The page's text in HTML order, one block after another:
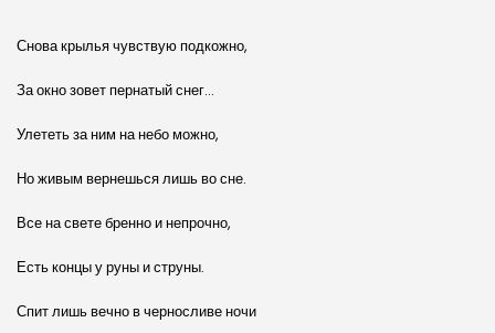
Снова крылья чувствую подкожно,
За окно зовет пернатый снег…
Улететь за ним на небо можно,
Но живым вернешься лишь во сне.
Все на свете бренно и непрочно,
Есть концы у руны и струны.
Спит лишь вечно в черносливе ночи